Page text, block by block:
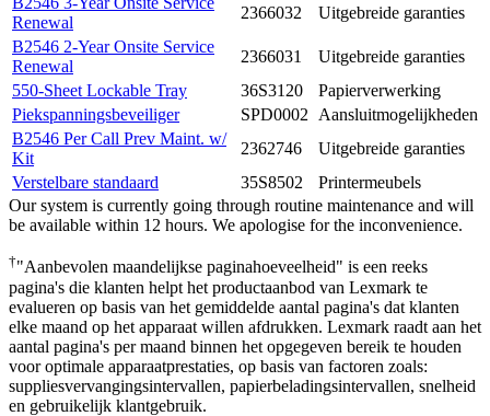
Renewal
2366032
Uitgebreide garanties
B2546 2-Year Onsite Service
Renewal
2366031
Uitgebreide garanties
550-Sheet Lockable Tray
36S3120
Papierverwerking
Piekspanningsbeveiliger
SPD0002
Aansluitmogelijkheden
B2546 Per Call Prev Maint. w/
Kit
2362746
Uitgebreide garanties
Verstelbare standaard
35S8502
Printermeubels
Our system is currently going through routine maintenance and will
be available within 12 hours. We apologise for the inconvenience.
†"Aanbevolen maandelijkse paginahoeveelheid" is een reeks
pagina's die klanten helpt het productaanbod van Lexmark te
evalueren op basis van het gemiddelde aantal pagina's dat klanten
elke maand op het apparaat willen afdrukken. Lexmark raadt aan het
aantal pagina's per maand binnen het opgegeven bereik te houden
voor optimale apparaatprestaties, op basis van factoren zoals:
suppliesvervangingsintervallen, papierbeladingsintervallen, snelheid
en gebruikelijk klantgebruik.